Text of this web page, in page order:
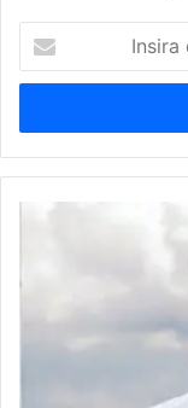
seu
de
email